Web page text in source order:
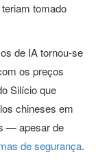
tomado
de IA tornou-se
os preços
Silício que
chineses em
— apesar de
de segurança.